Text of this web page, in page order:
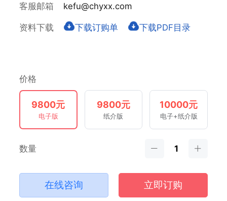
客服邮箱 kefu@chyxx.com
资料下载 下载订购单 下载PDF目录
价格
9800元
电子版
9800元
纸介版
10000元
电子+纸介版
数量
在线咨询 立即订购